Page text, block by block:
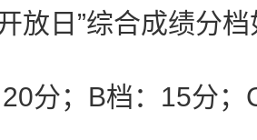
日”综合成绩分档
；B档：15分；